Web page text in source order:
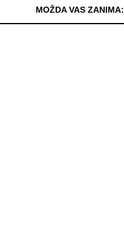
MOŽDA VAS ZANIMA: